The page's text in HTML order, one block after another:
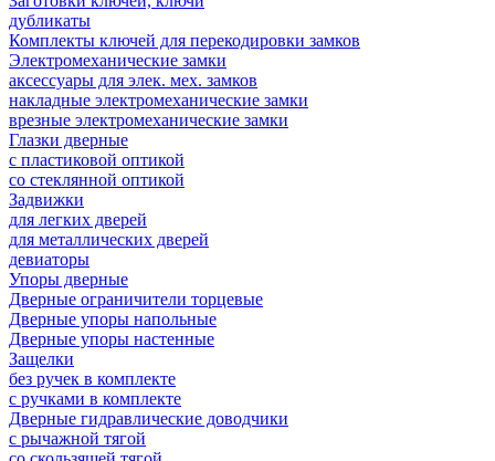
дубликаты
Комплекты ключей для перекодировки замков
Электромеханические замки
аксессуары для элек. мех. замков
накладные электромеханические замки
врезные электромеханические замки
Глазки дверные
с пластиковой оптикой
со стеклянной оптикой
Задвижки
для легких дверей
для металлических дверей
девиаторы
Упоры дверные
Дверные ограничители торцевые
Дверные упоры напольные
Дверные упоры настенные
Защелки
без ручек в комплекте
с ручками в комплекте
Дверные гидравлические доводчики
с рычажной тягой